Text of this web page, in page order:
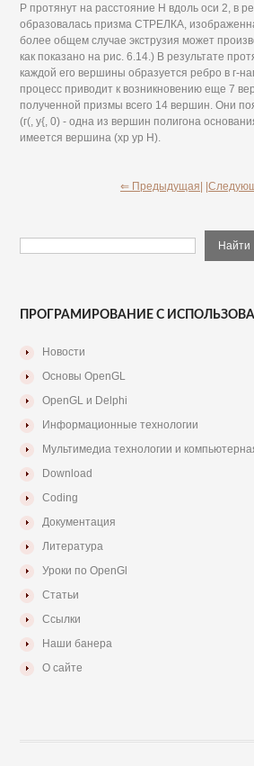
Р протянут на расстояние Н вдоль оси 2, в
образовалась призма СТРЕЛКА,
более общем случае экструзия может
как показано на рис. 6.14.) В результате
каждой его вершины образуется ребро в г-
процесс приводит к возникновению еще 7
полученной призмы всего 14 вершин. Они
(г(, у{, 0) - одна из вершин полигона
имеется вершина (хр ур Н).
⇐ Предыдущая|
ПРОГРАМИРОВАНИЕ С
Новости
Основы OpenGL
OpenGL и Delphi
Информационные технологии
Мультимедиа технологии и
Download
Coding
Документация
Литература
Уроки по OpenGl
Статьи
Ссылки
Наши банера
О сайте